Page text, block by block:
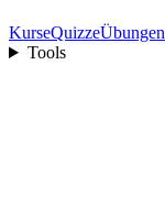
KurseQuizzeÜbungen
Tools